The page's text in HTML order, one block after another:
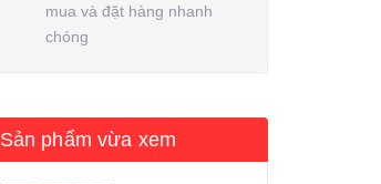
mua và đặt hàng nhanh
chóng
Sản phẩm vừa xem